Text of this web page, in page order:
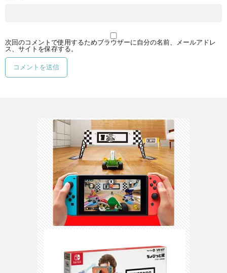
次回のコメントで使用するためブラウザーに自分の名前、メールアドレ
ス、サイトを保存する。